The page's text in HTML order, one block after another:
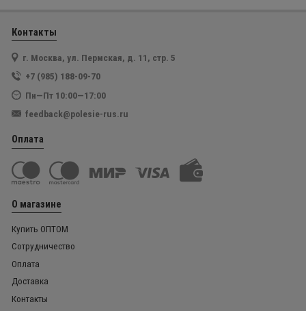
Контакты
г. Москва, ул. Пермская, д. 11, стр. 5
+7 (985) 188-09-70
Пн—Пт 10:00—17:00
feedback@polesie-rus.ru
Оплата
О магазине
Купить ОПТОМ
Сотрудничество
Оплата
Доставка
Контакты